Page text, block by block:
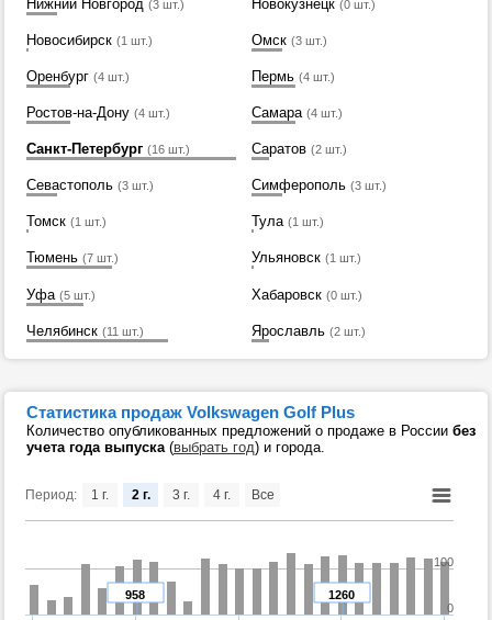
Нижний Новгород (3 шт.) Новокузнецк (0 шт.)
Новосибирск (1 шт.) Омск (3 шт.)
Оренбург (4 шт.) Пермь (4 шт.)
Ростов-на-Дону (4 шт.) Самара (4 шт.)
Санкт-Петербург (16 шт.) Саратов (2 шт.)
Севастополь (3 шт.) Симферополь (3 шт.)
Томск (1 шт.) Тула (1 шт.)
Тюмень (7 шт.) Ульяновск (1 шт.)
Уфа (5 шт.) Хабаровск (0 шт.)
Челябинск (11 шт.) Ярославль (2 шт.)
Статистика продаж Volkswagen Golf Plus
Количество опубликованных предложений о продаже в России без
учета года выпуска(выбрать год) и города.
Период:
1260
958
0
100
1 г. 2 г. 3 г. 4 г. Все